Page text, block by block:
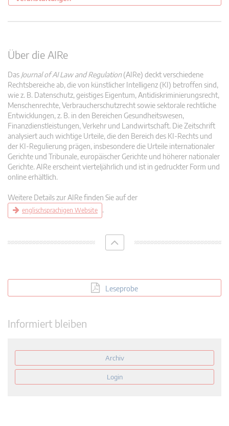
Über die AIRe
Das Journal of AI Law and Regulation(AIRe) deckt verschiedene
Rechtsbereiche ab, die von künstlicher Intelligenz (KI) betroffen sind,
wie z. B. Datenschutz, geistiges Eigentum, Antidiskriminierungsrecht,
Menschenrechte, Verbraucherschutzrecht sowie sektorale rechtliche
Entwicklungen, z. B. in den Bereichen Gesundheitswesen,
Finanzdienstleistungen, Verkehr und Landwirtschaft. Die Zeitschrift
analysiert auch wichtige Urteile, die den Bereich des KI-Rechts und
der KI-Regulierung prägen, insbesondere die Urteile internationaler
Gerichte und Tribunale, europäischer Gerichte und höherer nationaler
Gerichte. AIRe erscheint vierteljährlich und ist in gedruckter Form und
online erhältlich.
Weitere Details zur AIRe finden Sie auf der
englischsprachigen Website .
Leseprobe
Informiert bleiben
Archiv
Login